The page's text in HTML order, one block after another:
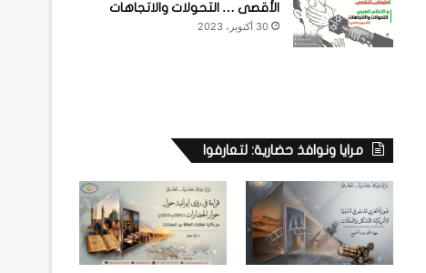
الأقصى … التحولات والاتجاهات
30 أكتوبر، 2023
مرايا ونوافذ حضارية: لتعارفوا